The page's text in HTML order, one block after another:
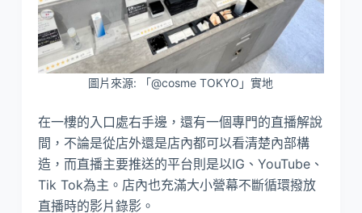
圖片來源: 「@cosme TOKYO」實地
在一樓的入口處右手邊，還有一個專門的直播解說
間，不論是從店外還是店內都可以看清楚內部構
造，而直播主要推送的平台則是以IG、YouTube、
Tik Tok為主。店內也充滿大小營幕不斷循環撥放
直播時的影片錄影。